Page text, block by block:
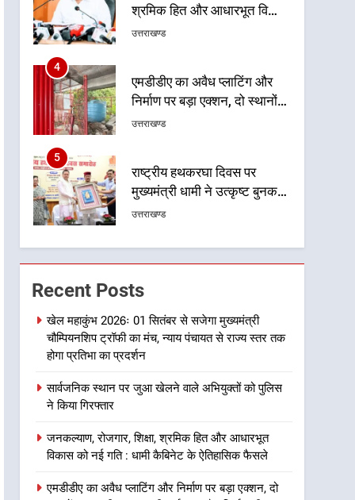
श्रमिक हित और आधारभूत विकास
को नई गति : धामी कैबिनेट के
उत्तराखण्ड
4
एमडीडीए का अवैध प्लाटिंग और
निर्माण पर बड़ा एक्शन, दो स्थानों
पर ध्वस्तीकरण, मसूरी मार्ग पर
उत्तराखण्ड
5
राष्ट्रीय हथकरघा दिवस पर
मुख्यमंत्री धामी ने उत्कृष्ट बुनकरों
और हस्तशिल्प कारीगरों को किया
उत्तराखण्ड
6
उत्तराखंड कांग्रेस में बड़ा
संगठनात्मक फेरबदल, नई
कार्यकारिणी और समितियों का
गठन
7
मुख्यमंत्री धामी बोले- युवाओं को
प्राथमिकता, आने वाले महीनों में
उत्तराखण्ड
दिल्ली-देहरादून आर्थिक कॉरिडोर
से जुड़ी 12 किमी ग्रीनफील्ड
बाईपास परियोजना का डीएम ने
उत्तराखण्ड
Recent Posts
खेल महाकुंभ 2026ः 01 सितंबर से सजेगा मुख्यमंत्री
चौम्पियनशिप ट्रॉफी का मंच, न्याय पंचायत से राज्य स्तर तक
होगा प्रतिभा का प्रदर्शन
सार्वजनिक स्थान पर जुआ खेलने वाले अभियुक्तों को पुलिस
ने किया गिरफ्तार
जनकल्याण, रोजगार, शिक्षा, श्रमिक हित और आधारभूत
विकास को नई गति : धामी कैबिनेट के ऐतिहासिक फैसले
एमडीडीए का अवैध प्लाटिंग और निर्माण पर बड़ा एक्शन, दो